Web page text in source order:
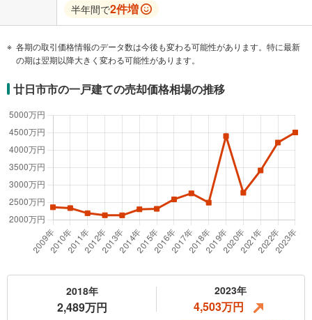
半年間で2件増
各期の取引価格情報のデータ数は今後も変わる可能性があります。特に最新
の期は翌期以降大きく変わる可能性があります。
廿日市市の一戸建ての売却価格相場の推移
2018年
2,489万円
2023年
4,503万円